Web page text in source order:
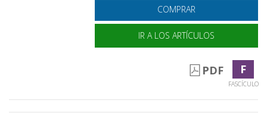
COMPRAR
IR A LOS ARTÍCULOS
PDF F
FASCÍCULO